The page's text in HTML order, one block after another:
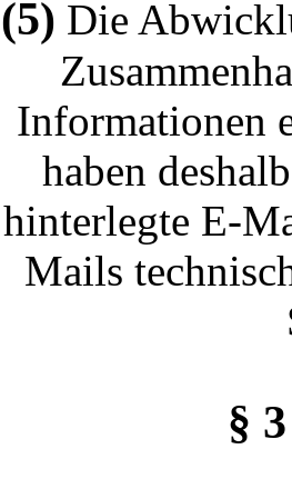
(5) Die
Informationen
haben
hinterlegte E-
Mails
§ 3